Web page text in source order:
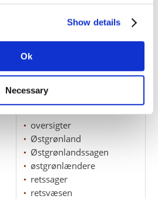
Show details
Ok
Necessary
Verbatim Report, C.R. 10,
Friday, November 25th,
eftermiddag). C.R. 11,
Saturday, November 26th
November 28th 1932
(formiddag og eftermiddag).
oversigter
Østgrønland
Østgrønlandssagen
østgrønlændere
retssager
retsvæsen